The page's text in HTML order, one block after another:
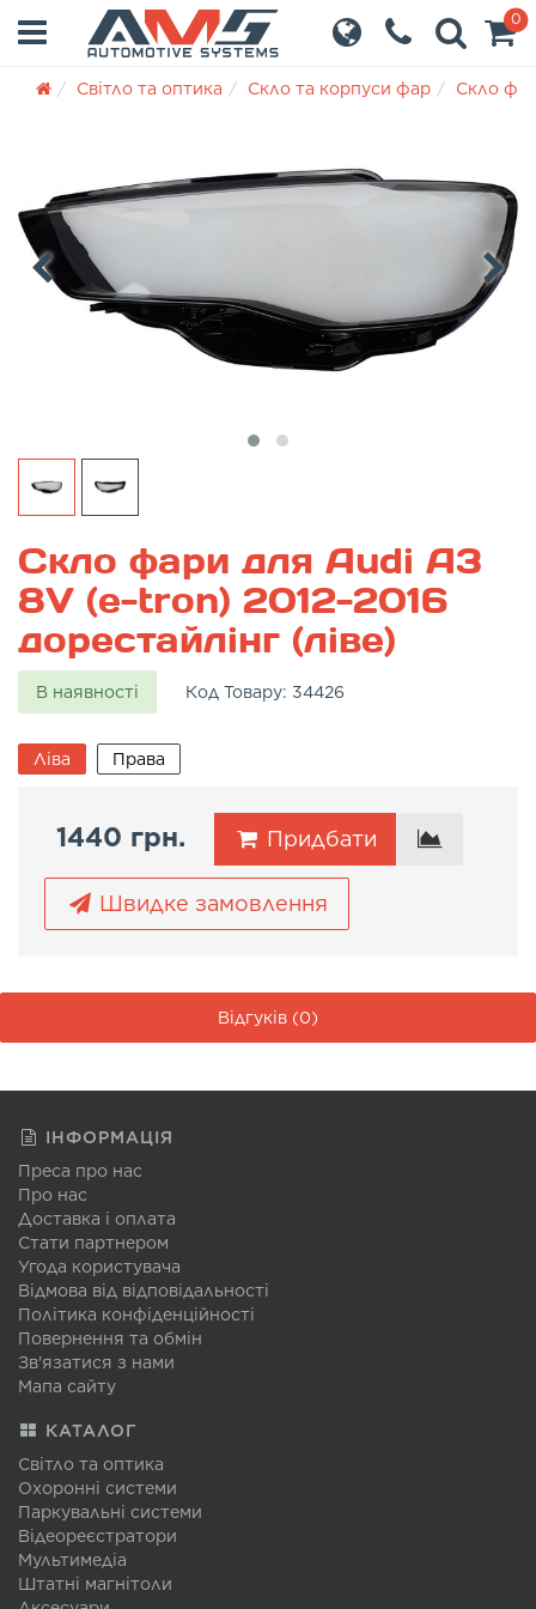
0
Світло та оптика Скло та корпуси фар Скло
Скло фари для Audi A3
8V (e-tron) 2012-2016
дорестайлінг (ліве)
В наявності Код Товару: 34426
Ліва Права
1440 грн. Придбати
Швидке замовлення
Відгуків (0)
ІНФОРМАЦІЯ
Преса про нас
Про нас
Доставка і оплата
Стати партнером
Угода користувача
Відмова від відповідальності
Політика конфіденційності
Повернення та обмін
Зв'язатися з нами
Мапа сайту
КАТАЛОГ
Світло та оптика
Охоронні системи
Паркувальні системи
Відеореєстратори
Мультимедіа
Штатні магнітоли